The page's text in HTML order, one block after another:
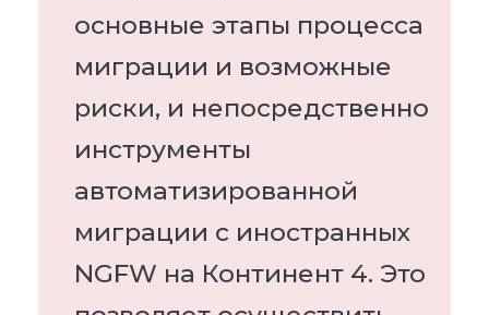
основные этапы процесса
миграции и возможные
риски, и непосредственно
инструменты
автоматизированной
миграции с иностранных
NGFW на Континент 4. Это